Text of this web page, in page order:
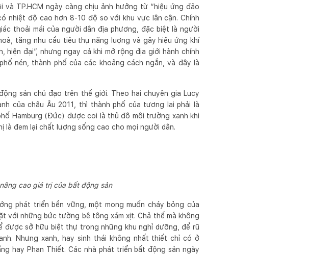
TP.HCM ngày càng chịu ảnh hưởng từ “hiệu ứng đảo
nhiệt độ cao hơn 8-10 độ so với khu vực lân cận. Chính
thoải mái của người dân địa phương, đặc biệt là người
tăng nhu cầu tiêu thụ năng luợng và gây hiệu ứng khí
hiện đại”, nhưng ngay cả khi mở rộng địa giới hành chính
nén, thành phố của các khoảng cách ngắn, và đây là
sản chủ đạo trên thế giới. Theo hai chuyên gia Lucy
của châu Âu 2011, thì thành phố của tương lai phải là
Hamburg (Đức) được coi là thủ đô môi trường xanh khi
đem lại chất lượng sống cao cho mọi người dân.
cao giá trị của bất động sản
phát triển bền vững, một mong muốn cháy bỏng của
với những bức tường bê tông xám xịt. Chả thế mà không
sở hữu biệt thự trong những khu nghỉ dưỡng, để rũ
Nhưng xanh, hay sinh thái không nhất thiết chỉ có ở
hay Phan Thiết. Các nhà phát triển bất động sản ngày